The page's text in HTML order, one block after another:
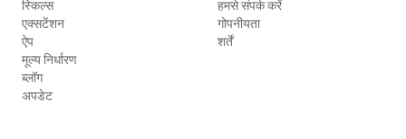
स्किल्स
एक्सटेंशन
ऐप
मूल्य निर्धारण
ब्लॉग
अपडेट
हमसे संपर्क करें
गोपनीयता
शर्तें